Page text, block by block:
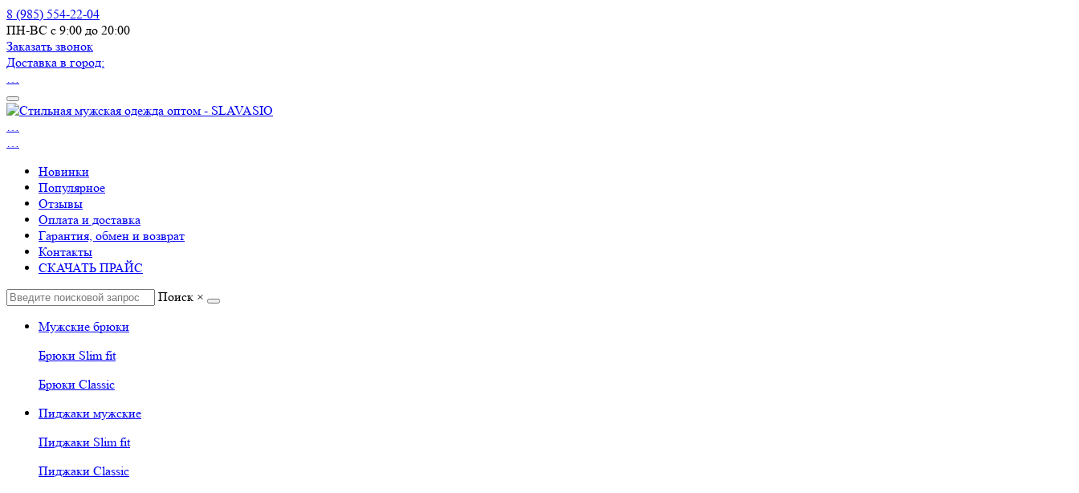
8 (985) 554-22-04
ПН-ВС с 9:00 до 20:00
Заказать звонок
Доставка в город:
…
…
…
Новинки
Популярное
Отзывы
Оплата и доставка
Гарантия, обмен и возврат
Контакты
СКАЧАТЬ ПРАЙС
Поиск ×
Мужские брюки
Брюки Slim fit
Брюки Classic
Пиджаки мужские
Пиджаки Slim fit
Пиджаки Classic